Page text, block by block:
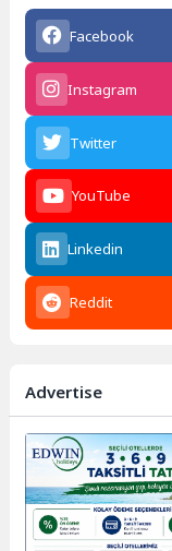
Facebook
Instagram
Twitter
YouTube
Linkedin
Reddit
Advertise